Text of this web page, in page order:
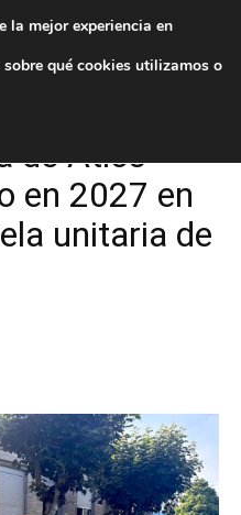
de Atios
en 2027 en
unitaria de
la mejor experiencia en
qué cookies utilizamos o